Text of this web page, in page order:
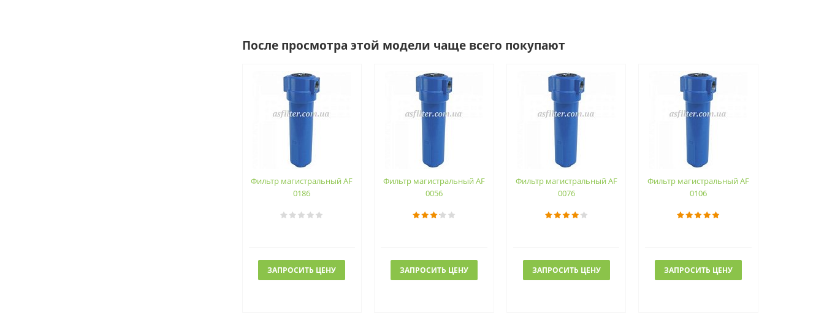
После просмотра этой модели чаще всего покупают
Фильтр магистральный AF
0186
ЗАПРОСИТЬ ЦЕНУ
Фильтр магистральный AF
0056
ЗАПРОСИТЬ ЦЕНУ
Фильтр магистральный AF
0076
ЗАПРОСИТЬ ЦЕНУ
Фильтр магистральный AF
0106
ЗАПРОСИТЬ ЦЕНУ